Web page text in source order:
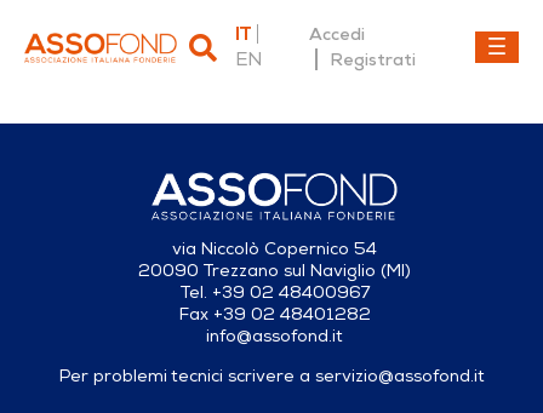
IT
EN
Accedi
Registrati
via Niccolò Copernico 54
20090 Trezzano sul Naviglio (MI)
Tel. +39 02 48400967
Fax +39 02 48401282
info@assofond.it
Per problemi tecnici scrivere a servizio@assofond.it